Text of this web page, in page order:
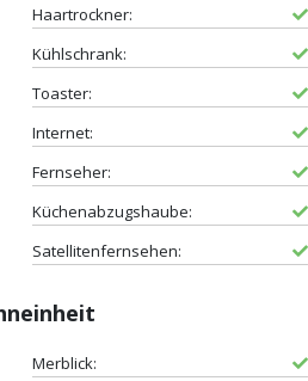
Haartrockner:
Kühlschrank:
Toaster:
Internet:
Fernseher:
Küchenabzugshaube:
Satellitenfernsehen:
Merblick: